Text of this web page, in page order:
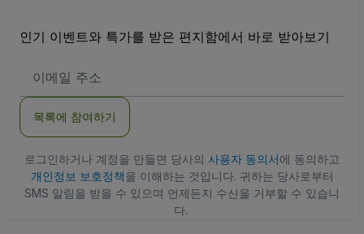
인기 이벤트와 특가를 받은 편지함에서 바로 받아보기
메
소
목록에 참여하기
로그인하거나 계정을 만들면 당사의 사용자 동의서에 동의하고
개인정보 보호정책을 이해하는 것입니다. 귀하는 당사로부터
SMS 알림을 받을 수 있으며 언제든지 수신을 거부할 수 있습니
다.